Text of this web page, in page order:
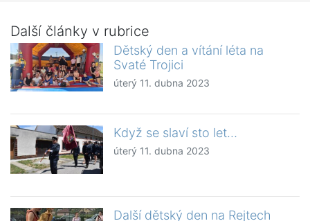
Další články v rubrice
Dětský den a vítání léta na
Svaté Trojici
úterý 11. dubna 2023
Když se slaví sto let…
úterý 11. dubna 2023
Další dětský den na Rejtech